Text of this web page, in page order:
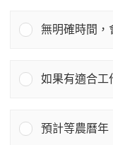
無明確時間，
如果有適合工
預計等農曆年